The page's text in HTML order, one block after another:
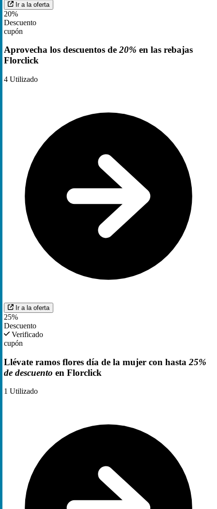
Ir a la oferta
20%
Descuento
cupón
Aprovecha los descuentos de20% en las rebajas
Florclick
4 Utilizado
Ir a la oferta
25%
Descuento
Verificado
cupón
Llévate ramos flores día de la mujer con hasta 25%
de descuento en Florclick
1 Utilizado